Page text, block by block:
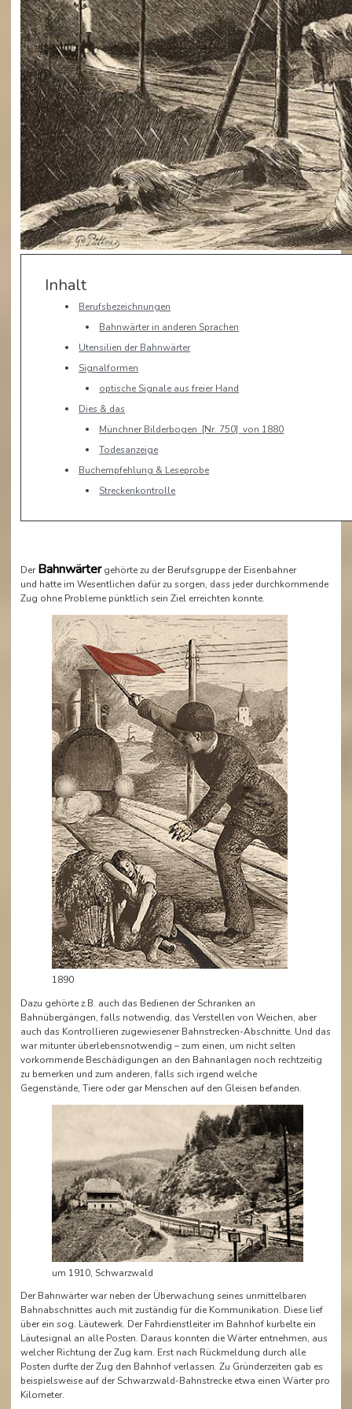
Inhalt
Berufsbezeichnungen
Bahnwärter in anderen Sprachen
Utensilien der Bahnwärter
Signalformen
optische Signale aus freier Hand
Dies & das
Münchner Bilderbogen [Nr. 750] von 1880
Todesanzeige
Buchempfehlung & Leseprobe
Streckenkontrolle
DerBahnwärter gehörte zu der Berufsgruppe der Eisenbahner
und hatte im Wesentlichen dafür zu sorgen, dass jeder durchkommende
Zug ohne Probleme pünktlich sein Ziel erreichten konnte.
1890
Dazu gehörte z.B. auch das Bedienen der Schranken an
Bahnübergängen, falls notwendig, das Verstellen von Weichen, aber
auch das Kontrollieren zugewiesener Bahnstrecken-Abschnitte. Und das
war mitunter überlebensnotwendig – zum einen, um nicht selten
vorkommende Beschädigungen an den Bahnanlagen noch rechtzeitig
zu bemerken und zum anderen, falls sich irgend welche
Gegenstände, Tiere oder gar Menschen auf den Gleisen befanden.
um 1910, Schwarzwald
Der Bahnwärter war neben der Überwachung seines unmittelbaren
Bahnabschnittes auch mit zuständig für die Kommunikation. Diese lief
über ein sog. Läutewerk. Der Fahrdienstleiter im Bahnhof kurbelte ein
Läutesignal an alle Posten. Daraus konnten die Wärter entnehmen, aus
welcher Richtung der Zug kam. Erst nach Rückmeldung durch alle
Posten durfte der Zug den Bahnhof verlassen. Zu Gründerzeiten gab es
beispielsweise auf der Schwarzwald-Bahnstrecke etwa einen Wärter pro
Kilometer.